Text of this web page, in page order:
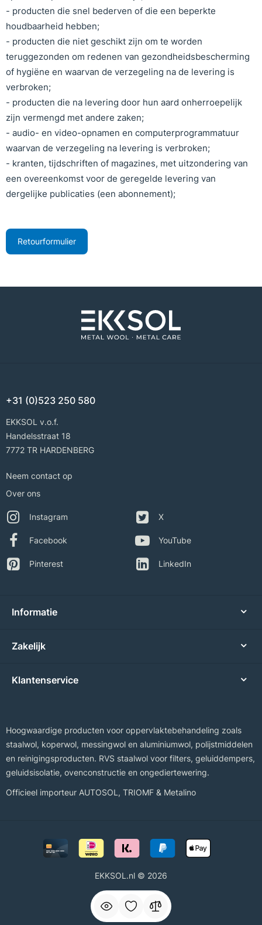
- producten die snel bederven of die een beperkte
houdbaarheid hebben;
- producten die niet geschikt zijn om te worden
teruggezonden om redenen van gezondheidsbescherming
of hygiëne en waarvan de verzegeling na de levering is
verbroken;
- producten die na levering door hun aard onherroepelijk
zijn vermengd met andere zaken;
- audio- en video-opnamen en computerprogrammatuur
waarvan de verzegeling na levering is verbroken;
- kranten, tijdschriften of magazines, met uitzondering van
een overeenkomst voor de geregelde levering van
dergelijke publicaties (een abonnement);
Retourformulier
+31 (0)523 250 580
EKKSOL v.o.f.
Handelsstraat 18
7772 TR HARDENBERG
Neem contact op
Over ons
Instagram
Facebook
Pinterest
X
YouTube
LinkedIn
Informatie
Zakelijk
Klantenservice
Hoogwaardige producten voor oppervlaktebehandeling zoals
staalwol, koperwol, messingwol en aluminiumwol, polijstmiddelen
en reinigingsproducten. RVS staalwol voor filters, geluiddempers,
geluidsisolatie, ovenconstructie en ongediertewering.
Officieel importeur AUTOSOL , TRIOMF & Metalino
EKKSOL.nl © 2026